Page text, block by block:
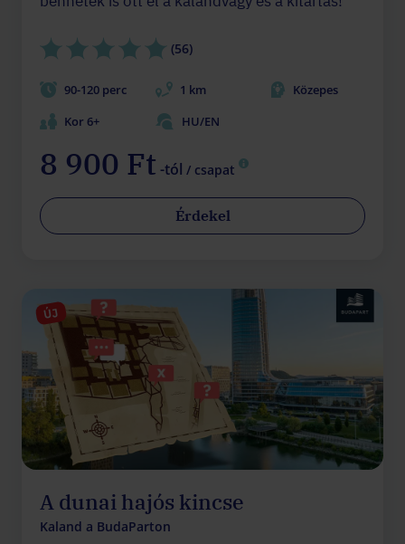
(56)
90-120 perc 1 km
Közepes
Kor 6+
HU/EN
8 900 Ft -tól / csapat
Érdekel
ÚJ
A dunai hajós kincse
Kaland a BudaParton